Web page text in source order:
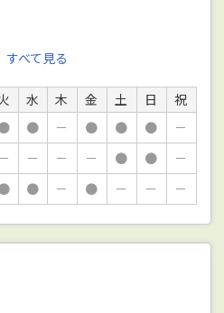
すべて見る
水 木 金 土 日
祝
● － ● ● ●
－
－ － － － ● ●
－
● － ● － － －